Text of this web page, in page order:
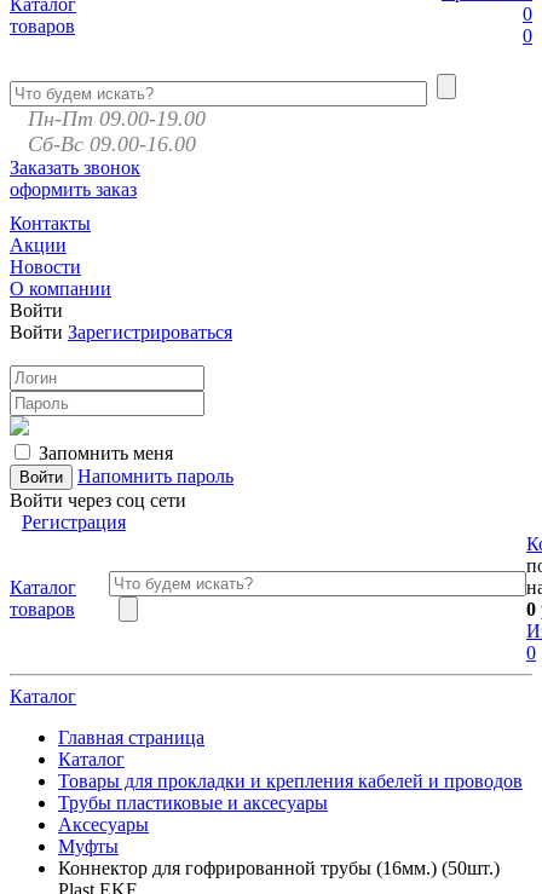
0
0
Каталог
товаров
Пн-Пт 09.00-19.00
Сб-Вс 09.00-16.00
Заказать звонок
оформить заказ
Контакты
Акции
Новости
О компании
Войти
Войти Зарегистрироваться
Запомнить меня
Напомнить пароль
Войти через соц сети
Регистрация
Каталог
товаров
0
0
Каталог
Главная страница
Каталог
Товары для прокладки и крепления кабелей и проводов
Трубы пластиковые и аксесуары
Аксесуары
Муфты
Коннектор для гофрированной трубы (16мм.) (50шт.)
Plast EKF